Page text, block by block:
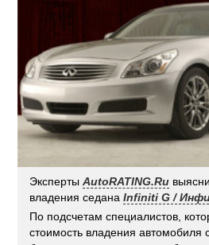
ЭкспертыAutoRATING.Ru
владения седанаInfiniti G /
По подсчетам специалистов,
стоимость владения автомобиля